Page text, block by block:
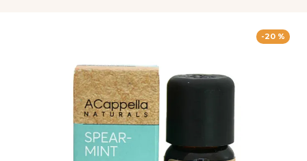
-20 %